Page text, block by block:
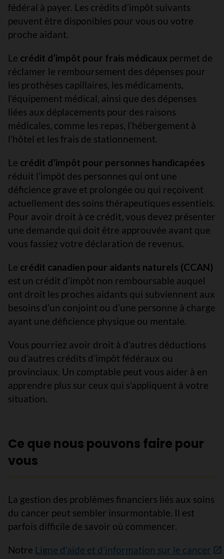
fédéral à payer. Les crédits d’impôt suivants
peuvent être disponibles pour vous ou votre
proche aidant.
Le crédit d’impôt pour frais médicaux permet de
réclamer le remboursement des dépenses pour
les prothèses capillaires, les médicaments,
l’équipement médical, ainsi que des dépenses
liées aux déplacements pour des raisons
médicales, comme les repas, l’hébergement à
l’hôtel et les frais de stationnement.
Le crédit d’impôt pour personnes handicapées
réduit l’impôt des personnes qui ont une
déficience grave et prolongée ou qui reçoivent
actuellement des soins thérapeutiques essentiels.
Pour avoir droit à ce crédit, vous devez présenter
une demande qui doit être approuvée avant que
vous fassiez votre déclaration de revenus.
Le crédit canadien pour aidants naturels (CCAN)
est un crédit d’impôt non remboursable auquel
ont droit les proches aidants qui subviennent aux
besoins d’un conjoint ou d’une personne à charge
ayant une déficience physique ou mentale.
Vous pourriez avoir droit à d’autres déductions
ou d’autres crédits d’impôt fédéraux ou
provinciaux. Un comptable peut vous aider à en
apprendre plus sur ceux qui s’appliquent à votre
situation.
Ce que nous pouvons faire pour
vous
La gestion des problèmes financiers liés aux soins
du cancer peut sembler insurmontable. Il est
parfois difficile de savoir où commencer.
Notre Ligne d’aide et d’information sur le cancer